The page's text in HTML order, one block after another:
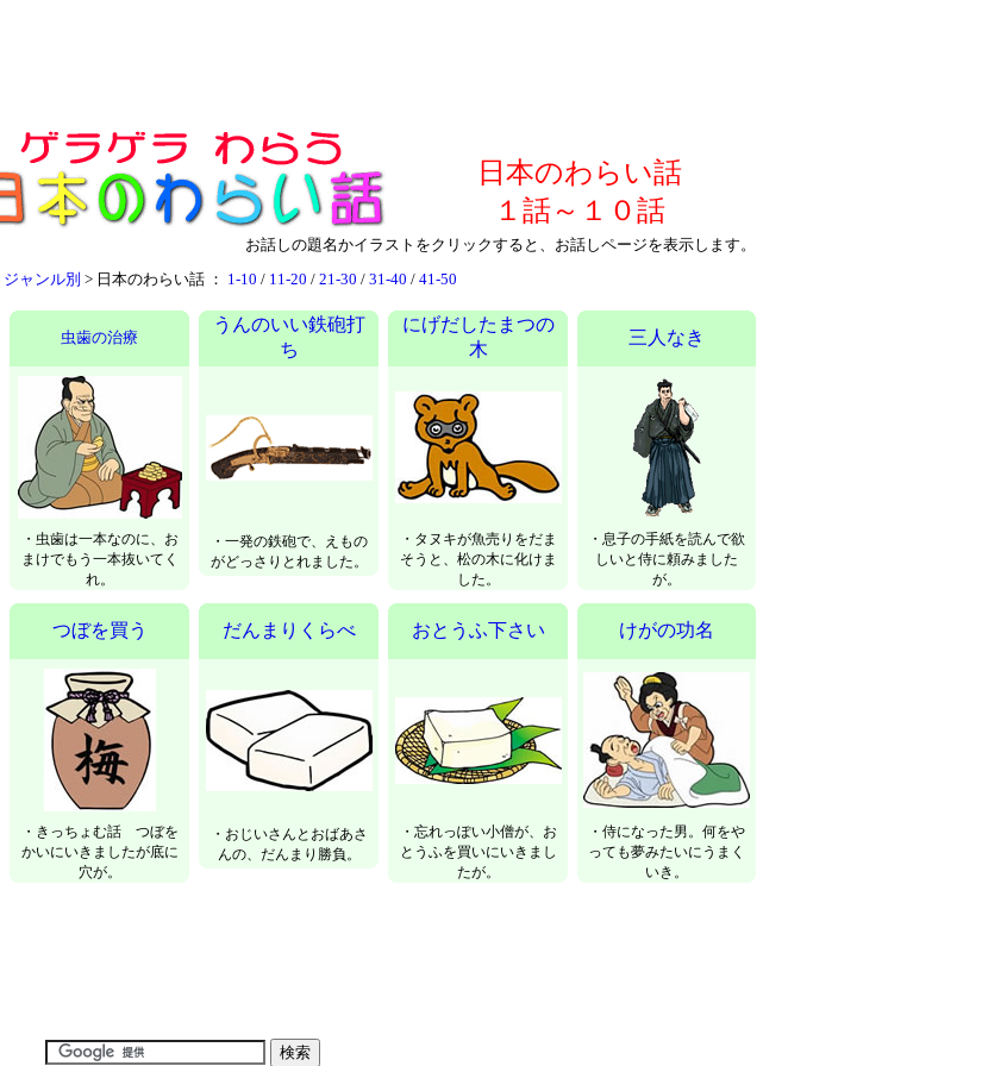
日本のわらい話
１話～１０話
お話しの題名かイラストをクリックすると、お話しページを表示します。
ジャンル別 > 日本のわらい話 ： 1-10 / 11-20 / 21-30 / 31-40 / 41-50
虫歯の治療
・虫歯は一本なのに、お
まけでもう一本抜いてく
れ。
うんのいい鉄砲打
ち
・一発の鉄砲で、えもの
がどっさりとれました。
にげだしたまつの
木
・タヌキが魚売りをだま
そうと、松の木に化けま
した。
三人なき
・息子の手紙を読んで欲
しいと侍に頼みました
が。
つぼを買う
・きっちょむ話 つぼを
かいにいきましたが底に
穴が。
だんまりくらべ
・おじいさんとおばあさ
んの、だんまり勝負。
おとうふ下さい
・忘れっぽい小僧が、お
とうふを買いにいきまし
たが。
けがの功名
・侍になった男。何をや
っても夢みたいにうまく
いき。